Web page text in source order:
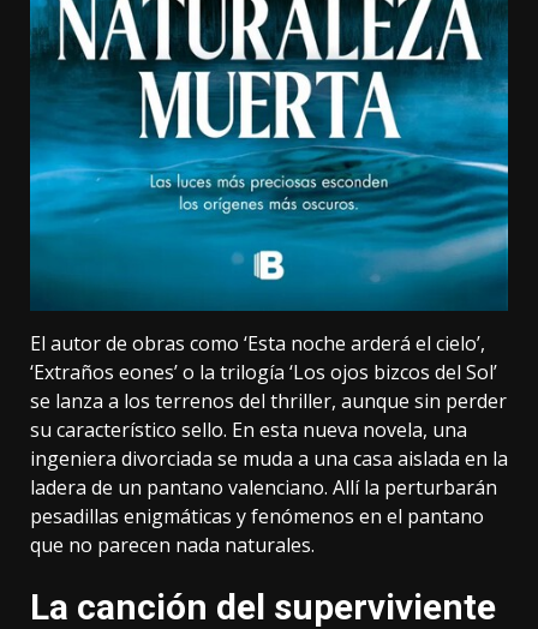
El autor de obras como ‘Esta noche arderá el cielo’,
‘Extraños eones’ o la trilogía ‘Los ojos bizcos del Sol’
se lanza a los terrenos del thriller, aunque sin perder
su característico sello. En esta nueva novela, una
ingeniera divorciada se muda a una casa aislada en la
ladera de un pantano valenciano. Allí la perturbarán
pesadillas enigmáticas y fenómenos en el pantano
que no parecen nada naturales.
La canción del superviviente